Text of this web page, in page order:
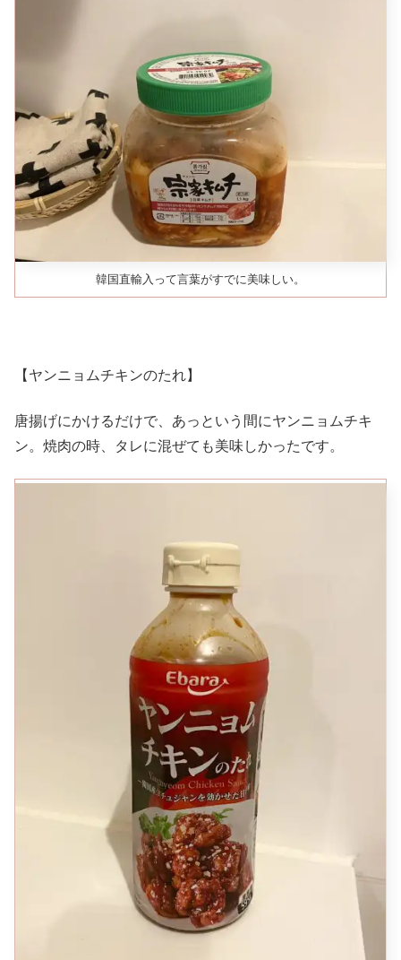
韓国直輸入って言葉がすでに美味しい。
【ヤンニョムチキンのたれ】
唐揚げにかけるだけで、あっという間にヤンニョムチキ
ン。焼肉の時、タレに混ぜても美味しかったです。